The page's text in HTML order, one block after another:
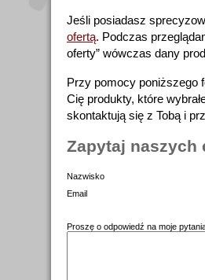
Jeśli posiadasz
ofertą. Podczas
oferty” wówczas dany
Przy pomocy poniższego
Cię produkty, które
skontaktują się z Tobą i
Zapytaj naszych
Nazwisko
Email
Proszę o odpowiedź na moje